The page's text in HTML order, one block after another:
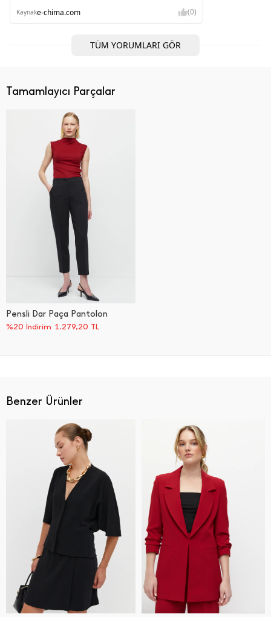
Kaynake-chima.com (0)
TÜM YORUMLARI GÖR
Benzer Ürünler
Tamamlayıcı Parçalar
Pensli Dar Paça Pantolon
%20 İndirim 1.279,20 TL